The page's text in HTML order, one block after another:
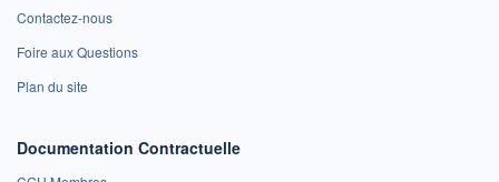
Contactez-nous
Foire aux Questions
Plan du site
Documentation Contractuelle